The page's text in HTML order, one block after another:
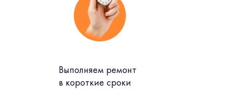
Выполняем ремонт
в короткие сроки